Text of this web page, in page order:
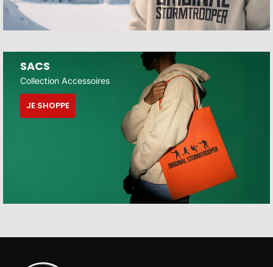
SACS
Collection Accessoires
JE SHOPPE